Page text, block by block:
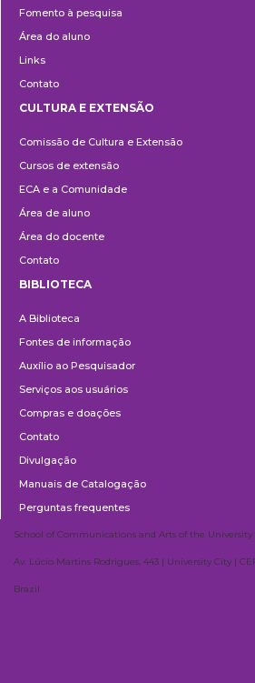
Fomento à pesquisa
Área do aluno
Links
Contato
e
Extensão
CULTURA E EXTENSÃO
Comissão de Cultura e Extensão
Cursos de extensão
ECA e a Comunidade
Área de aluno
Área do docente
Contato
BIBLIOTECA
A Biblioteca
Fontes de informação
Auxílio ao Pesquisador
Serviços aos usuários
Compras e doações
Contato
Divulgação
Manuais de Catalogação
Perguntas frequentes
School of Communications and Arts of the University
Av. Lúcio Martins Rodrigues, 443 | University City |
Brazil